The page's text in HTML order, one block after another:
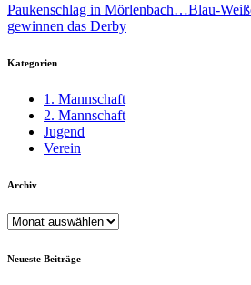
Paukenschlag in Mörlenbach…Blau-
gewinnen das Derby
Kategorien
1. Mannschaft
2. Mannschaft
Jugend
Verein
Archiv
Archiv
Neueste Beiträge